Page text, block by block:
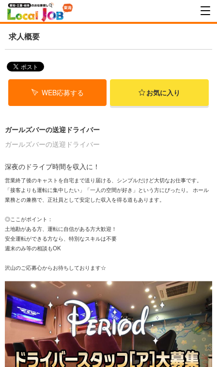
求人概要
WEB応募する お気に入り
ガールズバーの送迎ドライバー
ガールズバーの送迎ドライバー
深夜のドライブ時間を収入に！
営業終了後のキャストを自宅まで送り届ける、シンプルだけど大切なお仕事です。
「接客よりも運転に集中したい」「一人の空間が好き」という方にぴったり。 ホール
業務との兼務で、正社員として安定した収入を得る道もあります。
◎ここがポイント：
土地勘がある方、運転に自信がある方大歓迎！
安全運転ができる方なら、特別なスキルは不要
週末のみ等の相談もOK
沢山のご応募心からお待ちしております☆